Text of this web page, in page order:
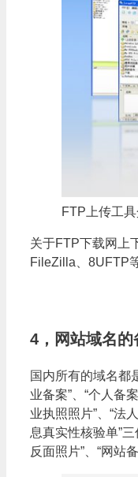
FTP上传工
关于FTP下载网上
FileZilla、8UFTP等
4，网站域名的
国内所有的域名都
业备案”、“个人备
业执照照片”、“法
息真实性核验单”
反面照片”、“网站